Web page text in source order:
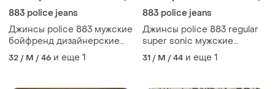
883 police jeans
Джинсы police 883 мужские
бойфренд дизайнерские
джоггеры
32 / M / 46 и еще 1
883 police jeans
Джинсы police 883 regular
super sonic мужские
бойфренд дизайнерские
31 / M / 44 и еще 1